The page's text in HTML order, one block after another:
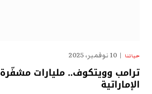
حياتنا 10 نوفمبر، 2025
ترامب وويتكوف.. مليارات
الإماراتية